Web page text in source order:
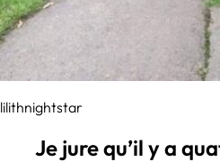
lilithnightstar
Je jure qu’il y a